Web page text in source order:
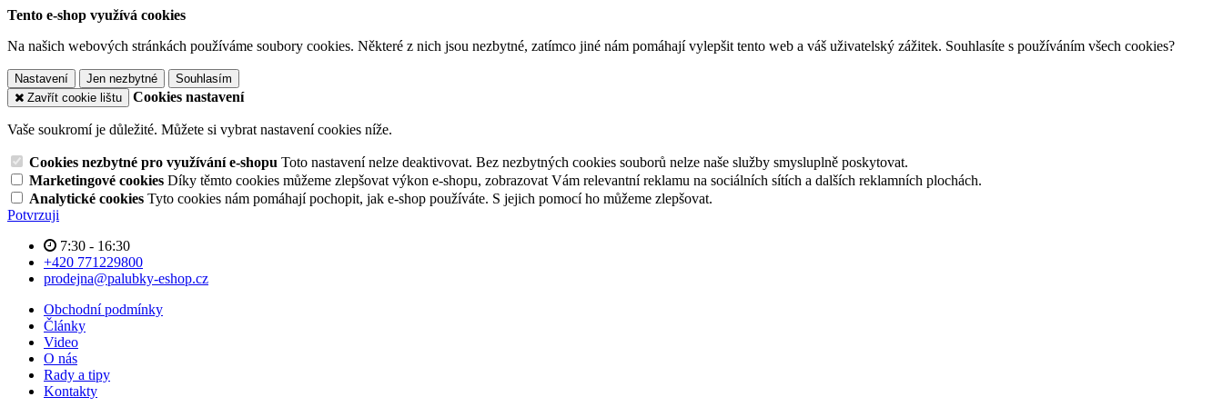
Tento e-shop využívá cookies
Na našich webových stránkách používáme soubory cookies. Některé z nich jsou nezbytné, zatímco jiné nám pomáhají vylepšit tento web a váš uživatelský zážitek. Souhlasíte s používáním všech cookies?
Nastavení Jen nezbytné
Souhlasím
Zavřít cookie lištu
Cookies nastavení
Vaše soukromí je důležité. Můžete si vybrat nastavení cookies níže.
Cookies nezbytné pro využívání e-shopu Toto nastavení nelze deaktivovat. Bez nezbytných cookies souborů nelze naše služby smysluplně poskytovat.
Marketingové cookies Díky těmto cookies můžeme zlepšovat výkon e-shopu, zobrazovat Vám relevantní reklamu na sociálních sítích a dalších reklamních plochách.
Analytické cookies Tyto cookies nám pomáhají pochopit, jak e-shop používáte. S jejich pomocí ho můžeme zlepšovat.
Potvrzuji
7:30 - 16:30
+420 771229800
prodejna@palubky-eshop.cz
Obchodní podmínky
Články
Video
O nás
Rady a tipy
Kontakty